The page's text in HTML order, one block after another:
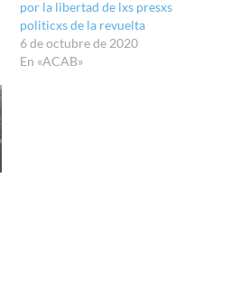
por la libertad de lxs presxs
politicxs de la revuelta
6 de octubre de 2020
En «ACAB»